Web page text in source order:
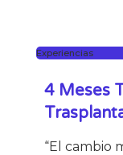
Experiencias
4 Meses
“El cambio